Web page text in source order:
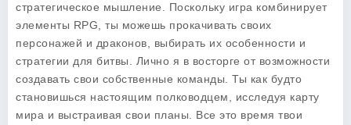
стратегическое мышление. Поскольку игра комбинирует
элементы RPG, ты можешь прокачивать своих
персонажей и драконов, выбирать их особенности и
стратегии для битвы. Лично я в восторге от возможности
создавать свои собственные команды. Ты как будто
становишься настоящим полководцем, исследуя карту
мира и выстраивая свои планы. Все это время твои